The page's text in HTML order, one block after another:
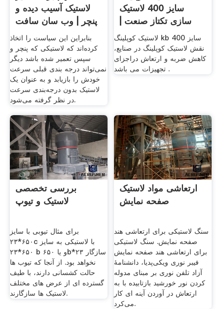
لاستیک آسیب دیده و
پنچر | وب سان سافت
بنابراین این سیاست را اتخاذ
کرده‌اند که لاستیکی که پنچر و
سپس تعمیر شده باشد دیگر
نمی‌تواند درجه بندی قبلی سرعت
خودش را بازیابد و به‌ عنوان یک
لاستیک بدون درجه‌بندی سرعت
در نظر گرفته می‌شود.
سایز 400 لاستیک
سازی تکتاز صنعت |
بانک
لاستیک کوپلینگ kb سایز 400
نقش لاستیک کوپلینگ در صنایع،
کاهش ضربه و ارتعاش دراجزای
تجهیزات می باشد .
بررسی تخصصی
لاستیک و تیوپ
برای مثال تیوبی با سایز
۶۵۰*۲۳c با لاستیکی به سایز
۶۵۰*۲۳ b و یا ۶۵۰b*۲۳ سازگار
نخواهد بود. از آنجا که تیوب ها
حالت کشسانی دارند، با طیف
گسترده ای از عرض های مختلف
لاستیک ها سازگارند.
ارتعاشی مواد لاستیک
صفحه نمایش
سنگ لاستیکی برای ارتعاشی هند
صفحه نمایش. سنگ لاستیکی
برای ارتعاشی هند صفحه نمایش
فیبر نوری ویکی‌پدیا، دانشنامهٔ
آزاد تلفن نوری بر مبنای مدوله
کردن نور خورشید بازتابیده با به
ارتعاش در آوردن آینه ای کار
می‌کرد.